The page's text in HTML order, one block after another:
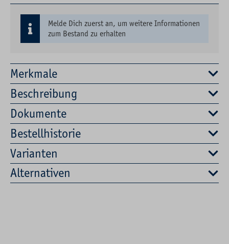
Merkmale
Beschreibung
Dokumente
Bestellhistorie
Varianten
Alternativen
Melde Dich zuerst an, um weitere Informationen
zum Bestand zu erhalten